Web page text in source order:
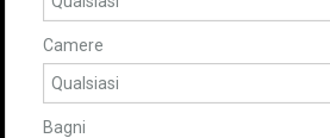
Camere
Bagni